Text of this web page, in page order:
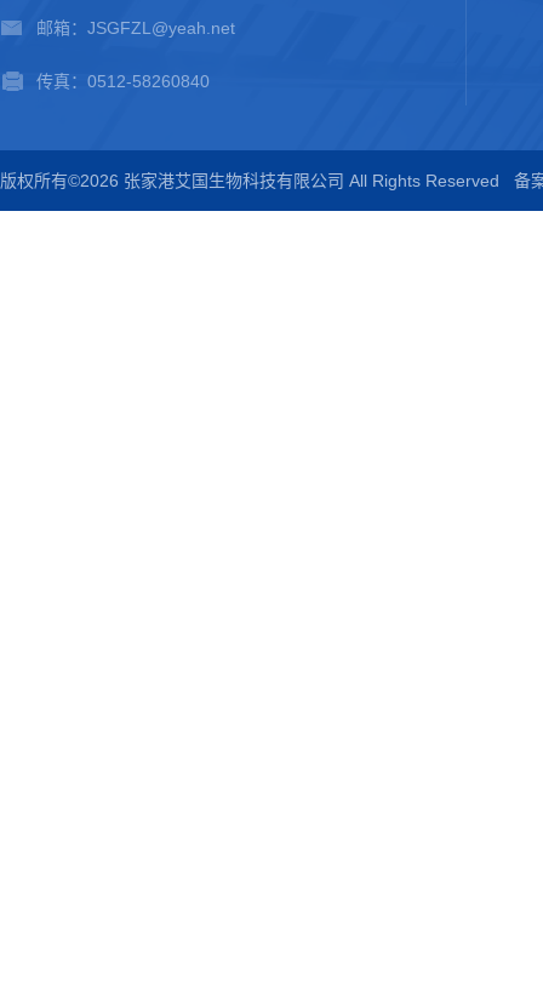
邮箱：JSGFZL@yeah.net
传真：0512-58260840
版权所有©2026 张家港艾国生物科技有限公司 All Rights Reserved 备